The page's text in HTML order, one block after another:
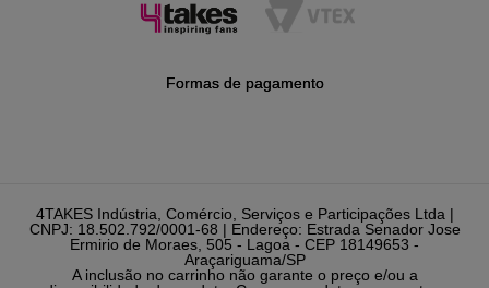
Formas de pagamento
4TAKES Indústria, Comércio, Serviços e Participações Ltda |
CNPJ: 18.502.792/0001-68 | Endereço: Estrada Senador Jose
Ermirio de Moraes, 505 - Lagoa - CEP 18149653 -
Araçariguama/SP
A inclusão no carrinho não garante o preço e/ou a